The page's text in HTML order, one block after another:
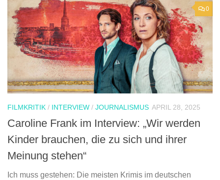
0
FILMKRITIK / INTERVIEW / JOURNALISMUS APRIL 28, 2025
Caroline Frank im Interview: „Wir werden
Kinder brauchen, die zu sich und ihrer
Meinung stehen“
Ich muss gestehen: Die meisten Krimis im deutschen